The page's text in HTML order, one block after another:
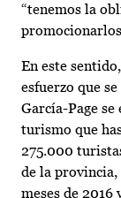
“tenemos la
En este
esfuerzo que
García-Page
turismo que
275.000
de la provincia,
meses de 2016